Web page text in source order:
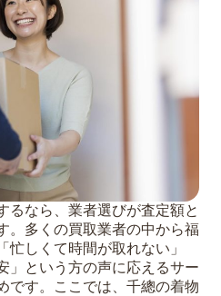
るなら、業者選びが査定額と
。多くの買取業者の中から福
忙しくて時間が取れない」
」という方の声に応えるサー
です。ここでは、千總の着物